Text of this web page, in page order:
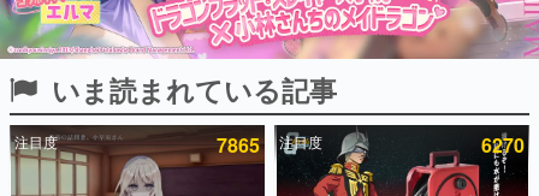
ピックアップ
電ファミのいま読まれている記事ランキング
いま読まれている記事
注目度 7865 注目度 6270